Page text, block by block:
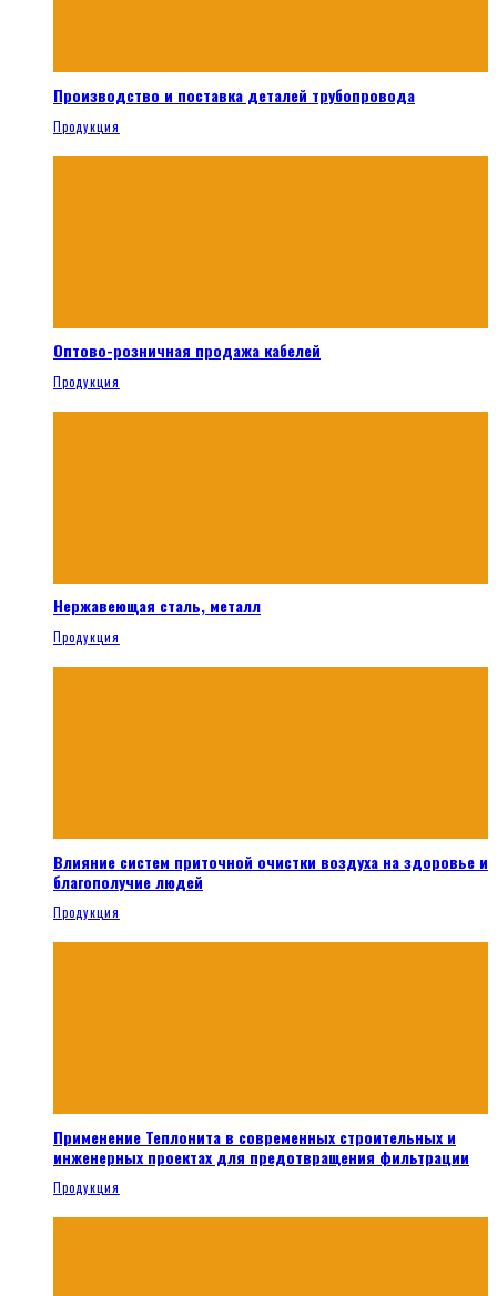
Производство и поставка деталей трубопровода
Продукция
Оптово-розничная продажа кабелей
Продукция
Нержавеющая сталь, металл
Продукция
Влияние систем приточной очистки воздуха на здоровье и
благополучие людей
Продукция
Применение Теплонита в современных строительных и
инженерных проектах для предотвращения фильтрации
Продукция